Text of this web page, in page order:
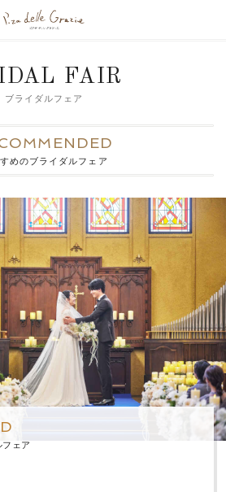
FAIR
ブライダルフェア
めのブライダルフェア
フェア